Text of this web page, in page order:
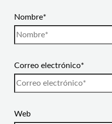
Nombre*
Correo electrónico*
Web